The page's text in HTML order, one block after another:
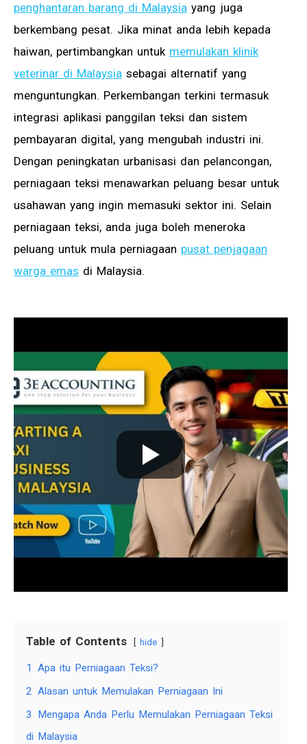
penghantaran barang di Malaysia yang juga
berkembang pesat. Jika minat anda lebih kepada
haiwan, pertimbangkan untuk memulakan klinik
veterinar di Malaysia sebagai alternatif yang
menguntungkan. Perkembangan terkini termasuk
integrasi aplikasi panggilan teksi dan sistem
pembayaran digital, yang mengubah industri ini.
Dengan peningkatan urbanisasi dan pelancongan,
perniagaan teksi menawarkan peluang besar untuk
usahawan yang ingin memasuki sektor ini. Selain
perniagaan teksi, anda juga boleh meneroka
peluang untuk mula perniagaan pusat penjagaan
warga emas di Malaysia.
Table of Contents hide
1
Apa itu Perniagaan Teksi?
2 Alasan untuk Memulakan Perniagaan Ini
3
Mengapa Anda Perlu Memulakan Perniagaan Teksi
di Malaysia